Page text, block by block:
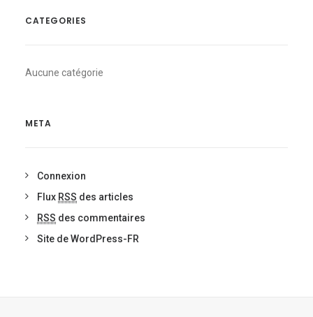
CATEGORIES
Aucune catégorie
META
Connexion
Flux RSS des articles
RSS des commentaires
Site de WordPress-FR